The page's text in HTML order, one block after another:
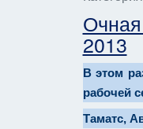
2013
В этом
рабочей
Таматс,